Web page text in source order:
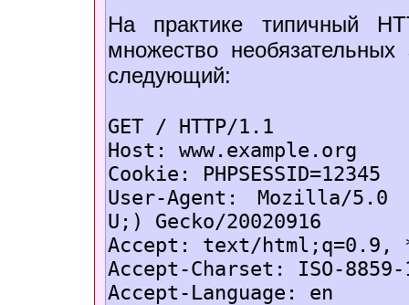
На практике типичный
множество
следующий:
GET / HTTP/1.1
Host: www.example.org
Cookie: PHPSESSID=12345
User-Agent: Mozilla/
U;) Gecko/20020916
Accept: text/html;q=0.9,
Accept-Charset: ISO-
Accept-Language: en